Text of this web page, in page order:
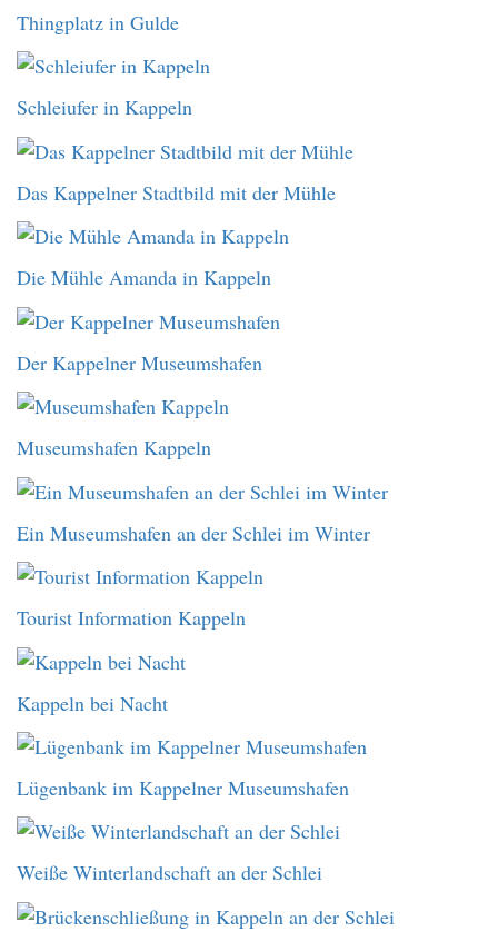
Thingplatz in Gulde
Schleiufer in Kappeln
Das Kappelner Stadtbild mit der Mühle
Die Mühle Amanda in Kappeln
Der Kappelner Museumshafen
Museumshafen Kappeln
Ein Museumshafen an der Schlei im Winter
Tourist Information Kappeln
Kappeln bei Nacht
Lügenbank im Kappelner Museumshafen
Weiße Winterlandschaft an der Schlei